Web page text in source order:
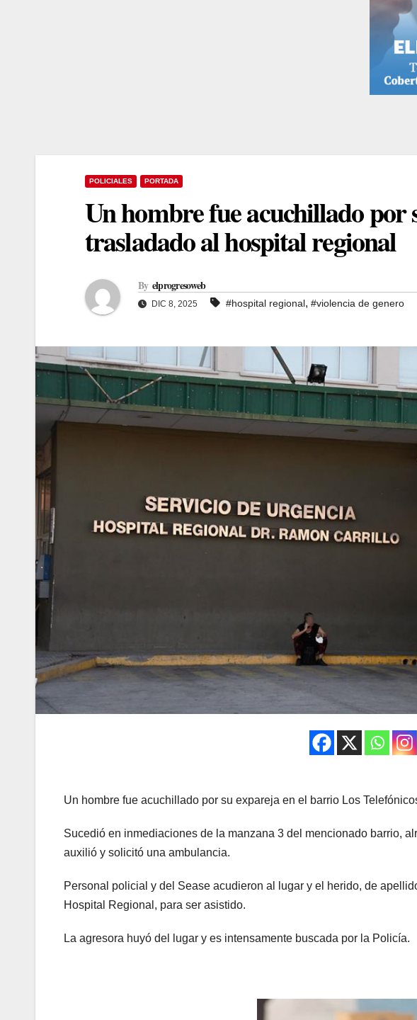
POLICIALES PORTADA
Un hombre fue acuchillado por
trasladado al hospital regional
By elprogresoweb
DIC 8, 2025 #hospital regional, #violencia de genero
Un hombre fue acuchillado por su expareja en el barrio Los
Sucedió en inmediaciones de la manzana 3 del mencionado barrio,
auxilió y solicitó una ambulancia.
Personal policial y del Sease acudieron al lugar y el herido, de
Hospital Regional, para ser asistido.
La agresora huyó del lugar y es intensamente buscada por la Policía.